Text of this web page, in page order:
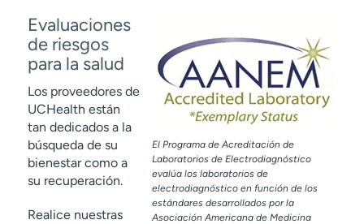
El Programa de Acreditación de
Laboratorios de Electrodiagnóstico
evalúa los laboratorios de
electrodiagnóstico en función de los
estándares desarrollados por la
Asociación Americana de Medicina
Evaluaciones
de riesgos
para la salud
Los proveedores de
UCHealth están
tan dedicados a la
búsqueda de su
bienestar como a
su recuperación.
Realice nuestras